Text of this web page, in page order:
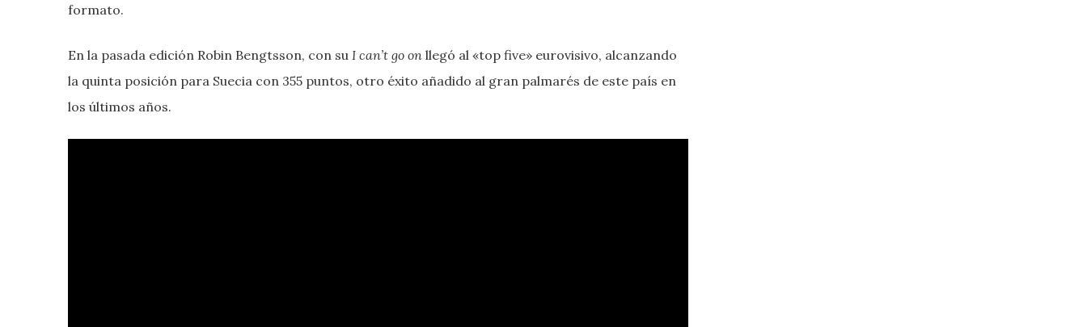
formato.
En la pasada edición Robin Bengtsson, con su I can’t go on llegó al «top five» eurovisivo, alcanzando
la quinta posición para Suecia con 355 puntos, otro éxito añadido al gran palmarés de este país en
los últimos años.